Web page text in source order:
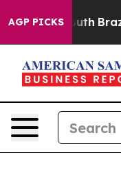
AGP PICKS
to Youth Brazil